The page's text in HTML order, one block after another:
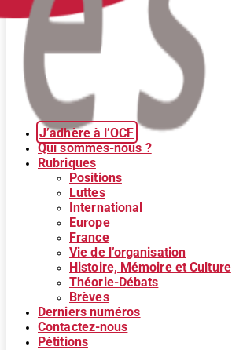
J’adhère à l’OCF
Qui sommes-nous ?
Rubriques
Positions
Luttes
International
Europe
France
Vie de l’organisation
Histoire, Mémoire et Culture
Théorie-Débats
Brèves
Derniers numéros
Contactez-nous
Pétitions